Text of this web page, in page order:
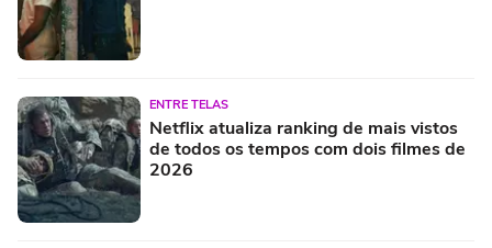
ENTRE TELAS
Netflix atualiza ranking de mais vistos
de todos os tempos com dois filmes de
2026